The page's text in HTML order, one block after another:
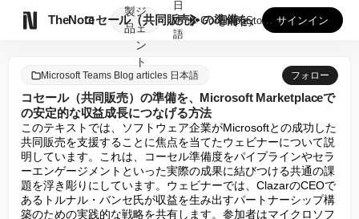
TheNote
製
品
ジ
ェ
ン
ト
コセール（共同販売）の準備を、Microsoft Marke...
日
本
語
GooglePlay
AppStore サインイン
Microsoft Teams Blog articles 日本語 フォロー
コセール（共同販売）の準備を、Microsoft Marketplaceで
の安定的な収益成長につなげる方法
このテキストでは、ソフトウェア企業がMicrosoftとの成功した
共同販売を支援することに焦点を当てたウェビナーについて説
明しています。これは、コーセル準備度をパイプラインやセラ
ーエンゲージメントといった実際の成果に結びつける共通の課
題を浮き彫りにしています。ウェビナーでは、ClazarのCEOで
あるトルナル・バンセ氏が収益を生み出すパートナーシップ構
築のための実践的な戦略を共有します。参加者はマイクロソフ